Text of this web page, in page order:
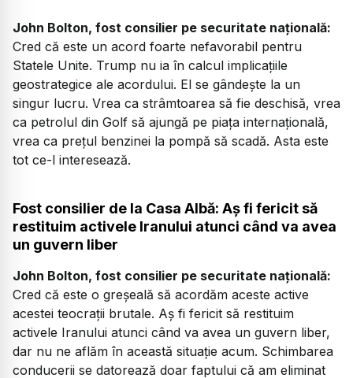
John Bolton, fost consilier pe securitate națională:
Cred că este un acord foarte nefavorabil pentru
Statele Unite. Trump nu ia în calcul implicațiile
geostrategice ale acordului. El se gândește la un
singur lucru. Vrea ca strâmtoarea să fie deschisă, vrea
ca petrolul din Golf să ajungă pe piața internațională,
vrea ca prețul benzinei la pompă să scadă. Asta este
tot ce-l interesează.
Fost consilier de la Casa Albă: Aș fi fericit să
restituim activele Iranului atunci când va avea
un guvern liber
John Bolton, fost consilier pe securitate națională:
Cred că este o greșeală să acordăm aceste active
acestei teocrații brutale. Aș fi fericit să restituim
activele Iranului atunci când va avea un guvern liber,
dar nu ne aflăm în această situație acum. Schimbarea
conducerii se datorează doar faptului că am eliminat